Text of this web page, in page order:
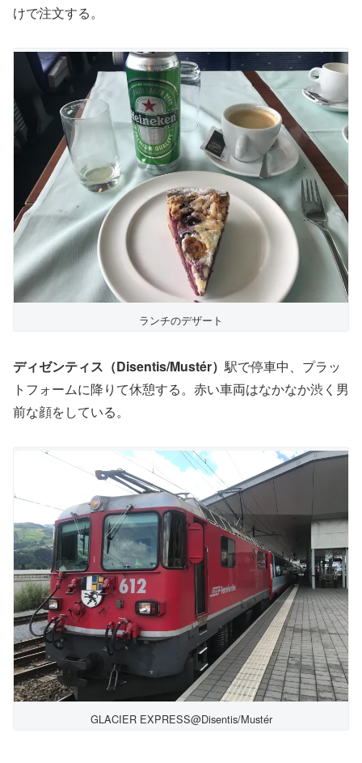
けで注文する。
ランチのデザート
ディゼンティス（Disentis/Mustér）駅で停車中、プラッ
トフォームに降りて休憩する。赤い車両はなかなか渋く男
前な顔をしている。
GLACIER EXPRESS@Disentis/Mustér